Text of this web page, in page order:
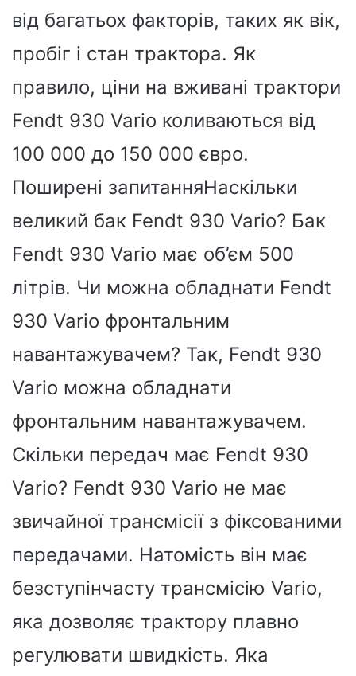
від багатьох факторів, таких як вік,
пробіг і стан трактора. Як
правило, ціни на вживані трактори
Fendt 930 Vario коливаються від
100 000 до 150 000 євро.
Поширені запитанняНаскільки
великий бак Fendt 930 Vario? Бак
Fendt 930 Vario має об’єм 500
літрів. Чи можна обладнати Fendt
930 Vario фронтальним
навантажувачем? Так, Fendt 930
Vario можна обладнати
фронтальним навантажувачем.
Скільки передач має Fendt 930
Vario? Fendt 930 Vario не має
звичайної трансмісії з фіксованими
передачами. Натомість він має
безступінчасту трансмісію Vario,
яка дозволяє трактору плавно
регулювати швидкість. Яка